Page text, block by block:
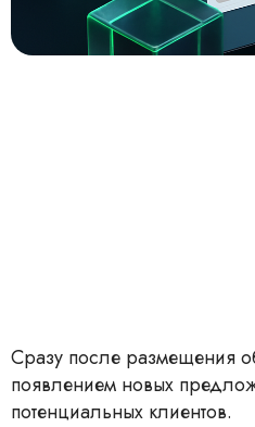
Сразу после размещения
появлением новых
потенциальных клиентов.